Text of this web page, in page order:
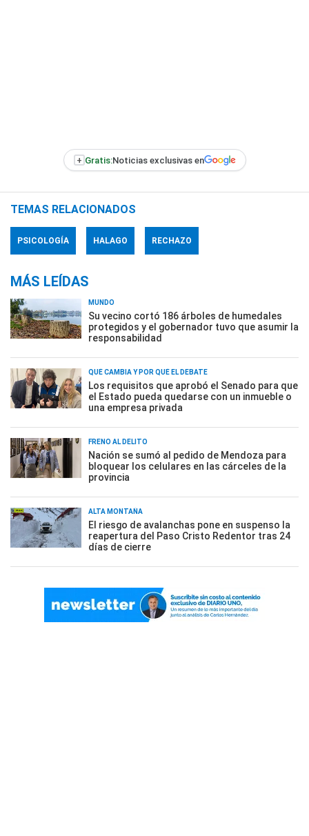
+ Gratis:Noticias exclusivas en
TEMAS RELACIONADOS
PSICOLOGÍA HALAGO RECHAZO
MÁS LEÍDAS
MUNDO
Su vecino cortó 186 árboles de humedales
protegidos y el gobernador tuvo que asumir la
responsabilidad
QUÉ CAMBIA Y POR QUÉ EL DEBATE
Los requisitos que aprobó el Senado para que
el Estado pueda quedarse con un inmueble o
una empresa privada
FRENO AL DELITO
Nación se sumó al pedido de Mendoza para
bloquear los celulares en las cárceles de la
provincia
ALTA MONTAÑA
El riesgo de avalanchas pone en suspenso la
reapertura del Paso Cristo Redentor tras 24
días de cierre